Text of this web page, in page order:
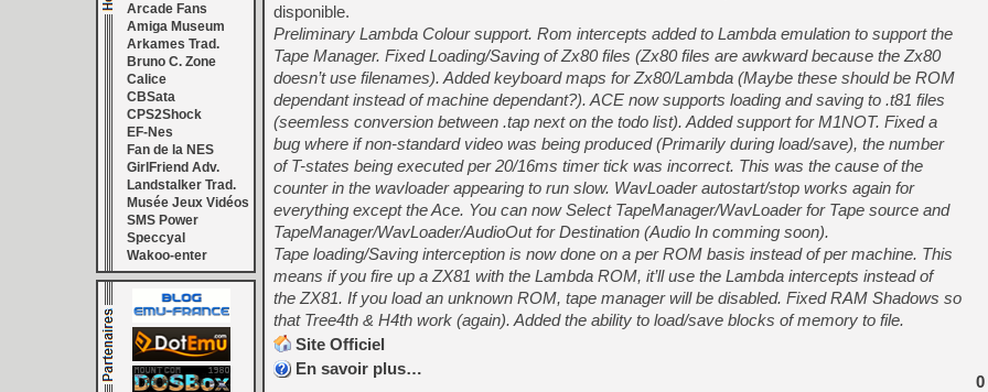
[LS] [PS5] ps5-y2jb-
[GK] Pourquoi Marvel
[GK] Test : Restory : Chill
[GK] GTA 6 : Rockstar
[GK] Hot Wheels Infinite
[GK] Mémoire cash -
[GK] Résultats Nintendo :
[GK] Déjà des
[Mo5] Brickboy cherche à
[GK] Minecraft et ses «
[GK] Beast of
[GK] Ubisoft : fin de partie
[GK] Mémoire cash -
[GK] Dan Houser (GTA)
[GK] Comment EA Sports
[GK] Crimson Moon : un
[GK] Moonlighter 2 : The
[GK] Capcom relance
Arcade Fans
Amiga Museum
Arkames Trad.
Bruno C. Zone
Calice
CBSata
CPS2Shock
EF-Nes
Fan de la NES
GirlFriend Adv.
Landstalker Trad.
Musée Jeux Vidéos
SMS Power
Speccyal
Wakoo-enter
disponible.
Preliminary Lambda Colour support. Rom intercepts added to Lambda emulation to support the
Tape Manager. Fixed Loading/Saving of Zx80 files (Zx80 files are awkward because the Zx80
doesn’t use filenames). Added keyboard maps for Zx80/Lambda (Maybe these should be ROM
dependant instead of machine dependant?). ACE now supports loading and saving to .t81 files
(seemless conversion between .tap next on the todo list). Added support for M1NOT. Fixed a
bug where if non-standard video was being produced (Primarily during load/save), the number
of T-states being executed per 20/16ms timer tick was incorrect. This was the cause of the
counter in the wavloader appearing to run slow. WavLoader autostart/stop works again for
everything except the Ace. You can now Select TapeManager/WavLoader for Tape source and
TapeManager/WavLoader/AudioOut for Destination (Audio In comming soon).
Tape loading/Saving interception is now done on a per ROM basis instead of per machine. This
means if you fire up a ZX81 with the Lambda ROM, it’ll use the Lambda intercepts instead of
the ZX81. If you load an unknown ROM, tape manager will be disabled. Fixed RAM Shadows so
that Tree4th & H4th work (again). Added the ability to load/save blocks of memory to file.
Site Officiel
En savoir plus…
0